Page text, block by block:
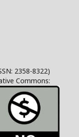
2358-8322)
Commons: